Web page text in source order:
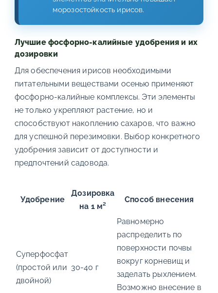
морозостойкость ирисов.
Лучшие фосфорно-калийные удобрения и их
дозировки
Для обеспечения ирисов необходимыми
питательными веществами осенью применяют
фосфорно-калийные комплексы. Эти элементы
не только укрепляют растение, но и
способствуют накоплению сахаров, что важно
для успешной перезимовки. Выбор конкретного
удобрения зависит от доступности и
предпочтений садовода.
Удобрение
Дозировка
на 1 м²
Способ внесения
Суперфосфат
(простой или
двойной)
30-40 г
Равномерно
распределить по
поверхности почвы
вокруг корневищ и
заделать рыхлением.
Возможно внесение в